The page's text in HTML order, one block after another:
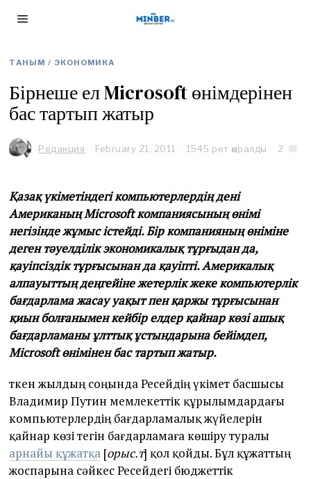
ТАНЫМ / ЭКОНОМИКА
Бірнеше ел Microsoft өнімдерінен
бас тартып жатыр
Редакция February 21, 2011 1545 рет қаралды 2
Қазақ үкіметіндегі компьютерлердің дені
Американың Microsoft компаниясының өнімі
негізінде жұмыс істейді. Бір компанияның өніміне
деген тәуелділік экономикалық тұрғыдан да,
қауіпсіздік тұрғысынан да қауіпті. Америкалық
алпауыттың деңгейіне жетерлік жеке компьютерлік
бағдарлама жасау уақыт пен қаржы тұрғысынан
қиын болғанымен кейбір елдер қайнар көзі ашық
бағдарламаны ұлттық ұстындарына бейімдеп,
Microsoft өнімінен бас тартып жатыр.
Өткен жылдың соңында Ресейдің үкімет басшысы
Владимир Путин мемлекеттік құрылымдардағы
компьютерлердің бағдарламалық жүйелерін
қайнар көзі тегін бағдарламаға көшіру туралы
арнайы құжатқа [орыс.т] қол қойды. Бұл құжаттың
жоспарына сәйкес Ресейдегі бюджеттік